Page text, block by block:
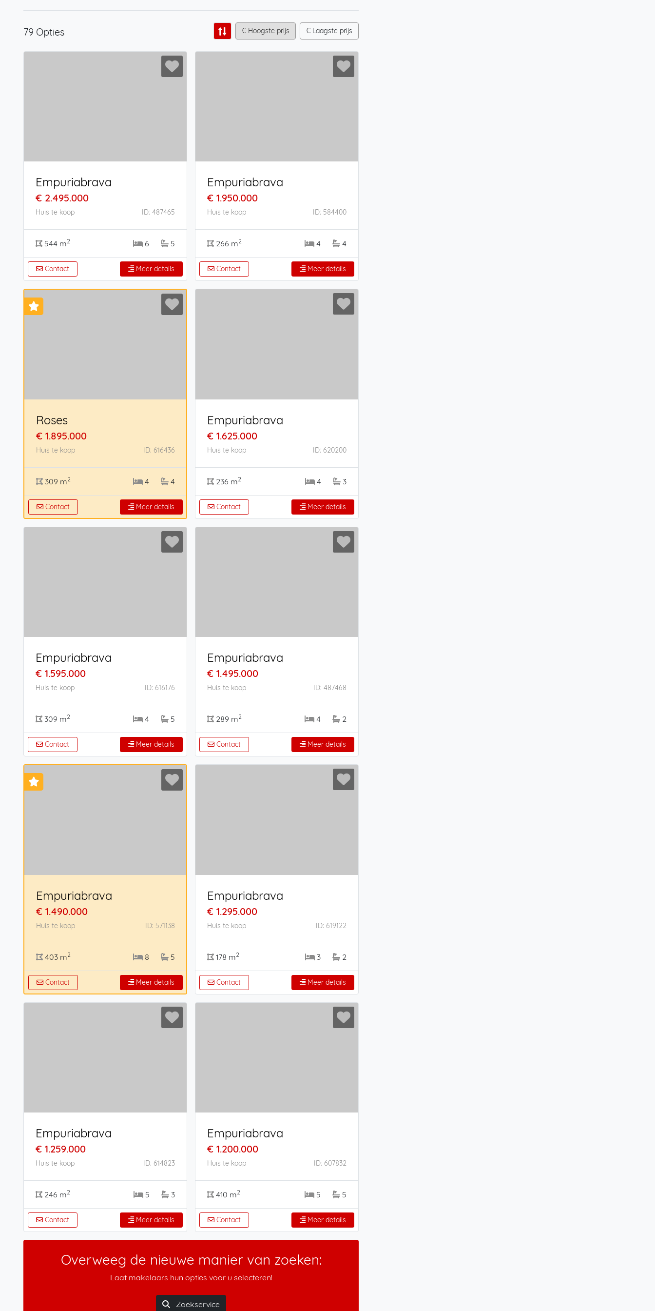
79 Opties € Hoogste prijs € Laagste prijs
Empuriabrava
€ 2.495.000
Huis te koop ID: 487465
544 m2 6 5
Contact Meer details
Empuriabrava
€ 1.950.000
Huis te koop ID: 584400
266 m2 4 4
Contact Meer details
Roses
€ 1.895.000
Huis te koop ID: 616436
309 m2 4 4
Contact Meer details
Empuriabrava
€ 1.625.000
Huis te koop ID: 620200
236 m2 4 3
Contact Meer details
Empuriabrava
€ 1.595.000
Huis te koop ID: 616176
309 m2 4 5
Contact Meer details
Empuriabrava
€ 1.495.000
Huis te koop ID: 487468
289 m2 4 2
Contact Meer details
Empuriabrava
€ 1.490.000
Huis te koop ID: 571138
403 m2 8 5
Contact Meer details
Empuriabrava
€ 1.295.000
Huis te koop ID: 619122
178 m2 3 2
Contact Meer details
Empuriabrava
€ 1.259.000
Huis te koop ID: 614823
246 m2 5 3
Contact Meer details
Empuriabrava
€ 1.200.000
Huis te koop ID: 607832
410 m2 5 5
Contact Meer details
Overweeg de nieuwe manier van zoeken:
Laat makelaars hun opties voor u selecteren!
Zoekservice